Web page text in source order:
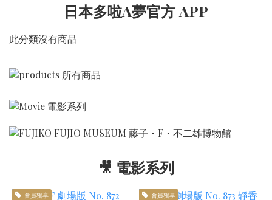
日本多啦A夢官方 APP
此分類沒有商品
🎥 電影系列
會員獨享 會員獨享